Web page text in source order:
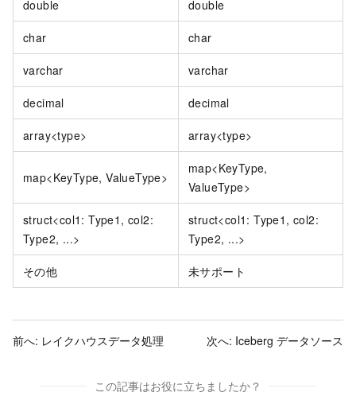
double double
char char
varchar varchar
decimal decimal
array<type> array<type>
map<KeyType, ValueType>
map<KeyType,
ValueType>
struct<col1: Type1, col2:
Type2, ...>
struct<col1: Type1, col2:
Type2, ...>
その他 未サポート
前へ: レイクハウスデータ処理 次へ: Iceberg データソース
この記事はお役に立ちましたか？